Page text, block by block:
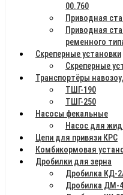
00.760
Приводная
Приводная
ременного
Скреперные установки
Скреперные
Транспортёры
ТШГ-190
ТШГ-250
Насосы фекальные
Насос для
Цепи для привязи КРС
Комбикормовая
Дробилки для зерна
Дробилка КД-
Дробилка ДМ-4